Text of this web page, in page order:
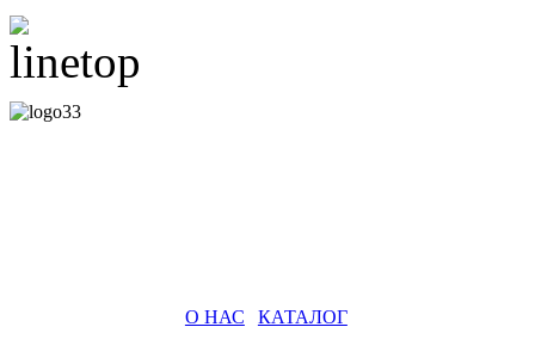
О НАС КАТАЛОГ